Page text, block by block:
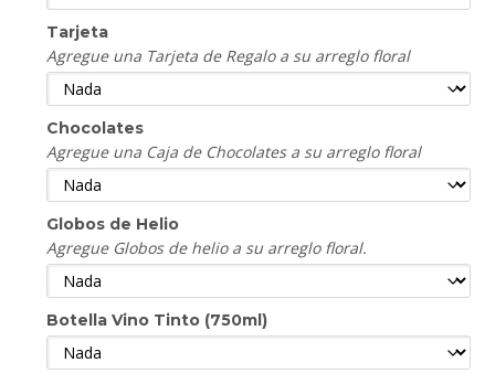
Tarjeta
Agregue una Tarjeta de Regalo a su arreglo floral
Chocolates
Agregue una Caja de Chocolates a su arreglo floral
Globos de Helio
Agregue Globos de helio a su arreglo floral.
Botella Vino Tinto (750ml)